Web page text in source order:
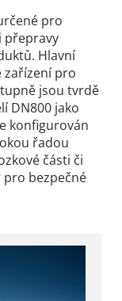
pro
přepravy
Hlavní
zařízení pro
jsou tvrdě
DN800 jako
konfigurován
řadou
části či
bezpečné